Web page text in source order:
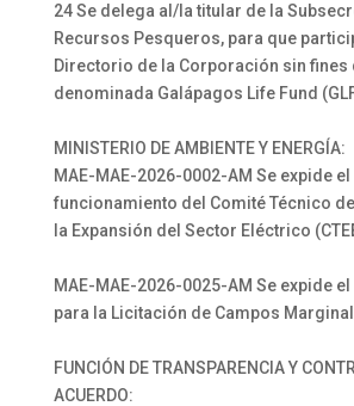
24 Se delega al/la titular de la
Recursos Pesqueros, para que
Directorio de la Corporación sin fines
denominada Galápagos Life Fund
MINISTERIO DE AMBIENTE Y ENERGÍA:
MAE-MAE-2026-0002-AM Se expide
funcionamiento del Comité Técnico
la Expansión del Sector Eléctrico
MAE-MAE-2026-0025-AM Se expide
para la Licitación de Campos
FUNCIÓN DE TRANSPARENCIA Y
ACUERDO: